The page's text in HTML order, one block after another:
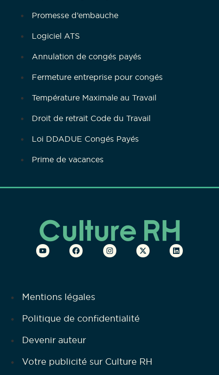
Promesse d’embauche
Logiciel ATS
Annulation de congés payés
Fermeture entreprise pour congés
Température Maximale au Travail
Droit de retrait Code du Travail
Loi DDADUE Congés Payés
Prime de vacances
Mentions légales
Politique de confidentialité
Devenir auteur
Votre publicité sur Culture RH